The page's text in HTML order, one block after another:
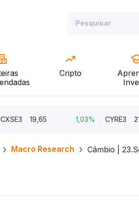
Cripto
19,65 1,03% CYRE3 21,82
Macro Research Câmbio |